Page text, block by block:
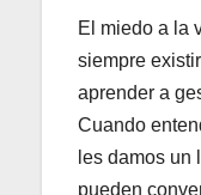
El miedo a la
siempre
aprender a
Cuando
les damos un
pueden